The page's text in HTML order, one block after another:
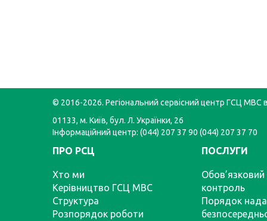
© 2016-2026. Регіональний сервісний центр ГСЦ МВС в
01133, м. Київ, бул. Л. Українки, 26
Інформаційний центр: (044) 207 37 90 (044) 207 37 70
ПРО РСЦ
Хто ми
Керівництво ГСЦ МВС
Структура
Розпорядок роботи
ПОСЛУГИ
Обов’язковий
контроль
Порядок